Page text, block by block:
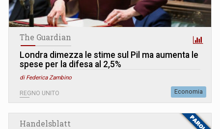
The Guardian
Londra dimezza le stime sul Pil ma aumenta le
spese per la difesa al 2,5%
di Federica Zambino
REGNO UNITO Economia
Handelsblatt